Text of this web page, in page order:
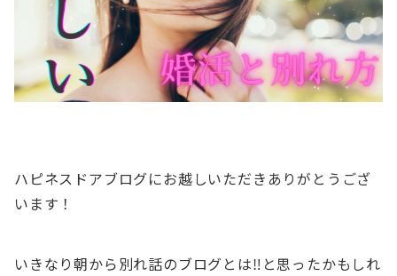
ハピネスドアブログにお越しいただきありがとうござ
います！
いきなり朝から別れ話のブログとは‼と思ったかもしれ